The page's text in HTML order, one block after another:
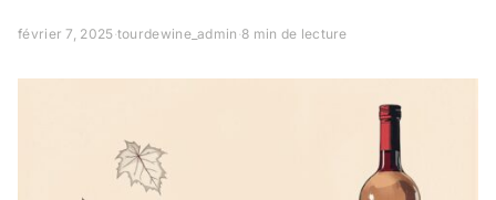
février 7, 2025·tourdewine_admin ·8 min de lecture